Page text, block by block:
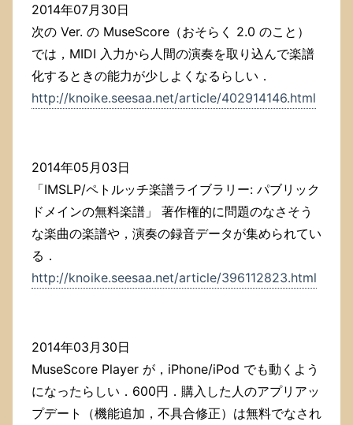
2014年07月30日
次の Ver. の MuseScore（おそらく 2.0 のこと）
では，MIDI 入力から人間の演奏を取り込んで楽譜
化するときの能力が少しよくなるらしい．
http://knoike.seesaa.net/article/402914146.html
2014年05月03日
「IMSLP/ペトルッチ楽譜ライブラリー: パブリック
ドメインの無料楽譜」 著作権的に問題のなさそう
な楽曲の楽譜や，演奏の録音データが集められてい
る．
http://knoike.seesaa.net/article/396112823.html
2014年03月30日
MuseScore Player が，iPhone/iPod でも動くよう
になったらしい．600円．購入した人のアプリアッ
プデート（機能追加，不具合修正）は無料でなされ